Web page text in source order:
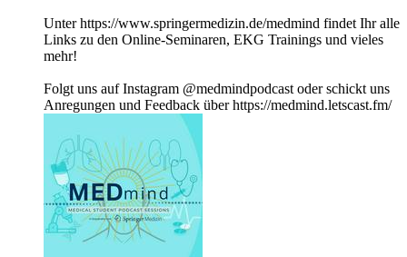
Unter https://www.springermedizin.de/medmind findet Ihr alle
Links zu den Online-Seminaren, EKG Trainings und vieles
mehr!
Folgt uns auf Instagram @medmindpodcast oder schickt uns
Anregungen und Feedback über https://medmind.letscast.fm/